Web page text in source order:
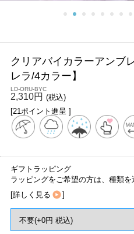
クリアバイカラーアンブ
レラ/4カラー】
LD-ORU-BYC
2,310円 (税込)
[21ポイント進呈 ]
ギフトラッピング
ラッピングをご希望の方は、種類を
[詳しく見る ]